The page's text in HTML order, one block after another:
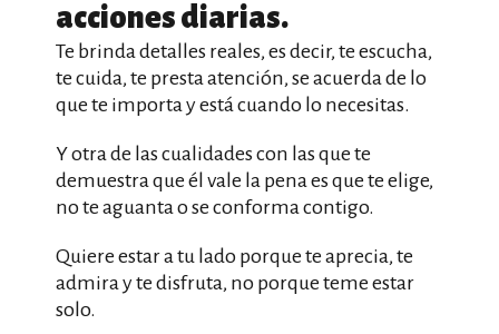
acciones diarias.
Te brinda detalles reales, es decir, te escucha,
te cuida, te presta atención, se acuerda de lo
que te importa y está cuando lo necesitas.
Y otra de las cualidades con las que te
demuestra que él vale la pena es que te elige,
no te aguanta o se conforma contigo.
Quiere estar a tu lado porque te aprecia, te
admira y te disfruta, no porque teme estar
solo.